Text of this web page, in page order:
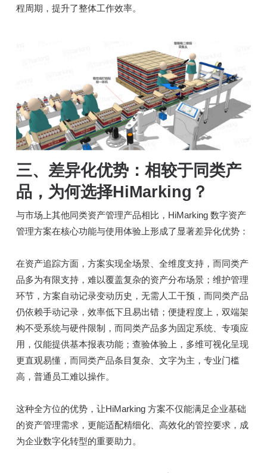
程周期，提升了整体工作效率。
三、差异化优势：相较于同类产
品，为何选择HiMarking？
与市场上其他同类资产管理产品相比，HiMarking 数字资产
管理方案在核心功能与使用体验上形成了显著差异化优势：
在资产追踪方面，方案实现全场景、全维度支持，而同类产
品多为有限支持，难以覆盖复杂的资产分布场景；维护管理
环节，方案自动记录变动历史，无需人工干预，而同类产品
仍依赖手动记录，效率低下且易出错；便捷程度上，双端架
构不受系统与硬件限制，而同类产品多为固定系统、专项应
用，仅能提供基本报表功能；查验体验上，多维可视化呈现
更直观易懂，而同类产品条目复杂、文字为主，专业门槛
高，普通员工难以操作。
这种全方位的优势，让HiMarking 方案不仅能满足企业基础
的资产管理需求，更能适配精细化、高效化的管控要求，成
为企业数字化转型的重要助力。